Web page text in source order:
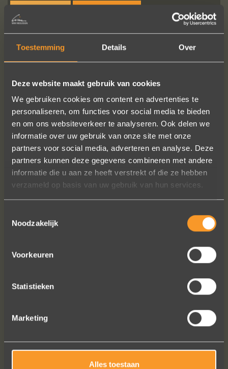
Toestemming Details Over
Deze website maakt gebruik van cookies
We gebruiken cookies om content en advertenties te
personaliseren, om functies voor social media te bieden
en om ons websiteverkeer te analyseren. Ook delen we
informatie over uw gebruik van onze site met onze
partners voor social media, adverteren en analyse. Deze
partners kunnen deze gegevens combineren met andere
informatie die u aan ze heeft verstrekt of die ze hebben
verzameld op basis van uw gebruik van hun services.
Noodzakelijk
Voorkeuren
Statistieken
Marketing
Alles toestaan
MEER INFO
In de ban van uw creaties zijn we
bezig met onze derde bestelling (uit
Frankrijk). De ontvangst is altijd zo
vriendelijk, het team reageert snel en